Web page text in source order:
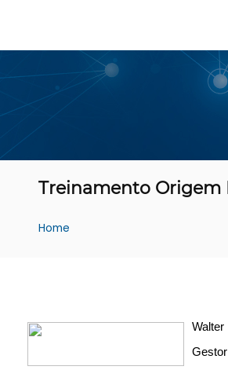
Treinamento Origem
Home